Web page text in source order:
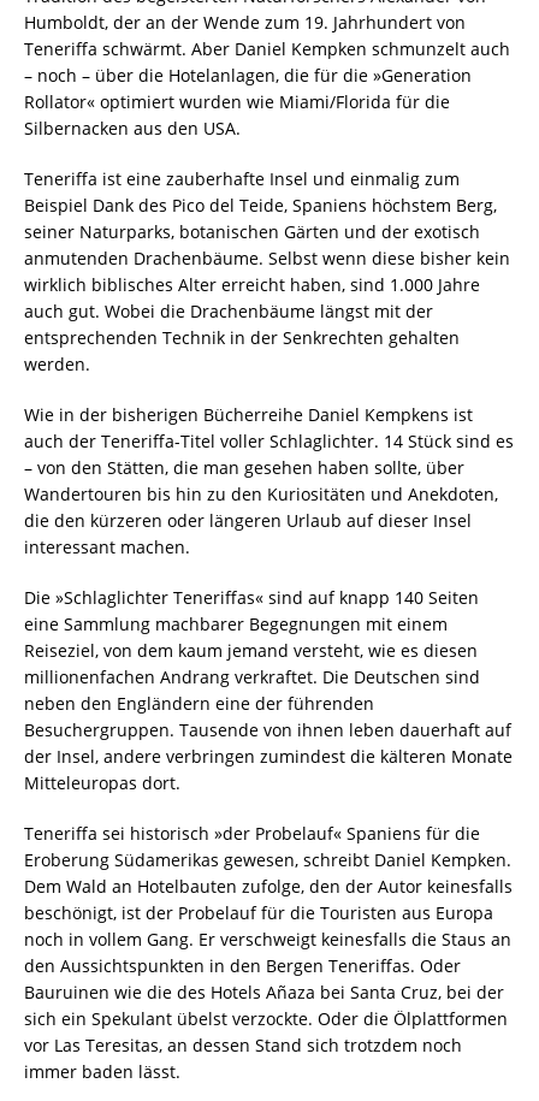
Humboldt, der an der Wende zum 19. Jahrhundert von
Teneriffa schwärmt. Aber Daniel Kempken schmunzelt auch
– noch – über die Hotelanlagen, die für die »Generation
Rollator« optimiert wurden wie Miami/Florida für die
Silbernacken aus den USA.
Teneriffa ist eine zauberhafte Insel und einmalig zum
Beispiel Dank des Pico del Teide, Spaniens höchstem Berg,
seiner Naturparks, botanischen Gärten und der exotisch
anmutenden Drachenbäume. Selbst wenn diese bisher kein
wirklich biblisches Alter erreicht haben, sind 1.000 Jahre
auch gut. Wobei die Drachenbäume längst mit der
entsprechenden Technik in der Senkrechten gehalten
werden.
Wie in der bisherigen Bücherreihe Daniel Kempkens ist
auch der Teneriffa-Titel voller Schlaglichter. 14 Stück sind es
– von den Stätten, die man gesehen haben sollte, über
Wandertouren bis hin zu den Kuriositäten und Anekdoten,
die den kürzeren oder längeren Urlaub auf dieser Insel
interessant machen.
Die »Schlaglichter Teneriffas« sind auf knapp 140 Seiten
eine Sammlung machbarer Begegnungen mit einem
Reiseziel, von dem kaum jemand versteht, wie es diesen
millionenfachen Andrang verkraftet. Die Deutschen sind
neben den Engländern eine der führenden
Besuchergruppen. Tausende von ihnen leben dauerhaft auf
der Insel, andere verbringen zumindest die kälteren Monate
Mitteleuropas dort.
Teneriffa sei historisch »der Probelauf« Spaniens für die
Eroberung Südamerikas gewesen, schreibt Daniel Kempken.
Dem Wald an Hotelbauten zufolge, den der Autor keinesfalls
beschönigt, ist der Probelauf für die Touristen aus Europa
noch in vollem Gang. Er verschweigt keinesfalls die Staus an
den Aussichtspunkten in den Bergen Teneriffas. Oder
Bauruinen wie die des Hotels Añaza bei Santa Cruz, bei der
sich ein Spekulant übelst verzockte. Oder die Ölplattformen
vor Las Teresitas, an dessen Stand sich trotzdem noch
immer baden lässt.